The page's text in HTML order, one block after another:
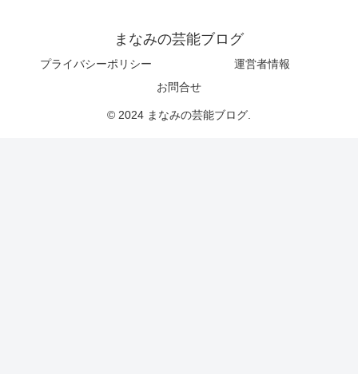
まなみの芸能ブログ
プライバシーポリシー
運営者情報
お問合せ
© 2024 まなみの芸能ブログ.